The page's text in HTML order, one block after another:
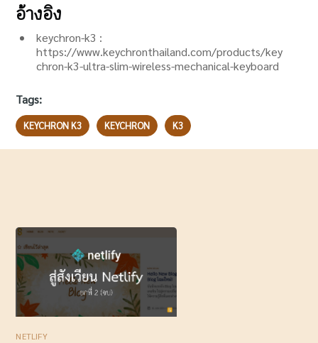
อ้างอิง
keychron-k3 :
https://www.keychronthailand.com/products/key
chron-k3-ultra-slim-wireless-mechanical-keyboard
Tags:
KEYCHRON K3 KEYCHRON K3
NETLIFY